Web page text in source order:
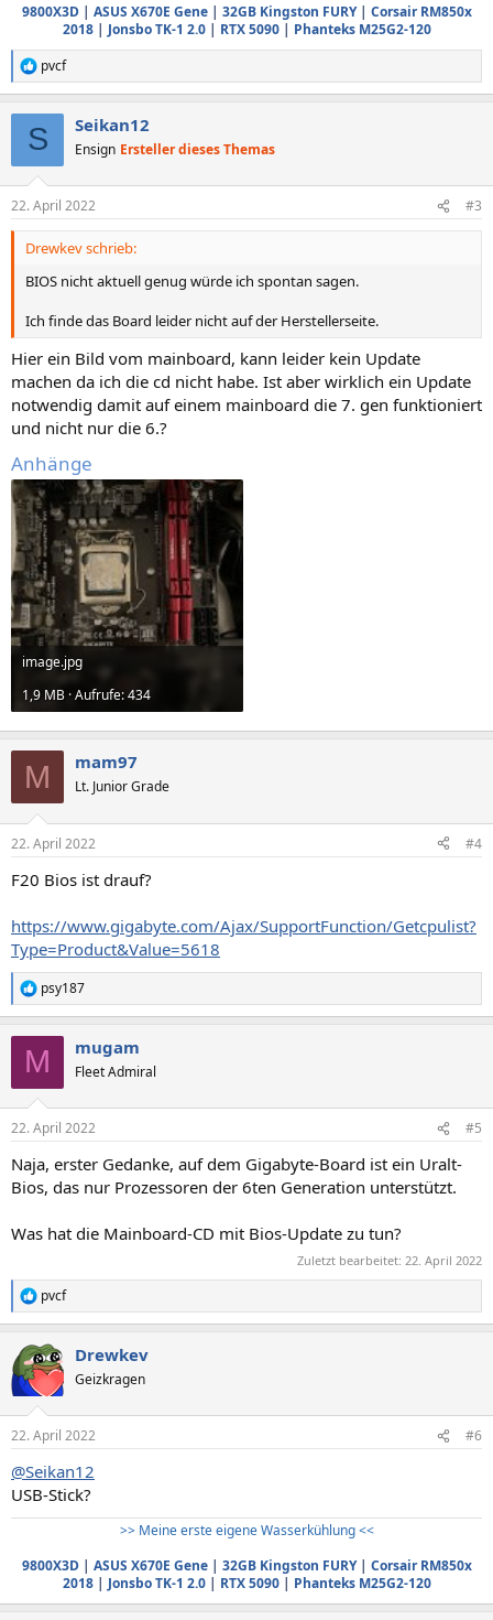
9800X3D| ASUS X670E Gene| 32GB Kingston FURY| Corsair RM850x
2018| Jonsbo TK-1 2.0| RTX 5090| Phanteks M25G2-120
R
e
e
n
pvcf
S Seikan12
Ensign Ersteller dieses Themas
22. April 2022 #3
Drewkev schrieb:
BIOS nicht aktuell genug würde ich spontan sagen.
Ich finde das Board leider nicht auf der Herstellerseite.
Hier ein Bild vom mainboard, kann leider kein Update
machen da ich die cd nicht habe. Ist aber wirklich ein Update
notwendig damit auf einem mainboard die 7. gen funktioniert
und nicht nur die 6.?
Anhänge
image.jpg
1,9 MB · Aufrufe: 434
M mam97
Lt. Junior Grade
22. April 2022 #4
F20 Bios ist drauf?
https://www.gigabyte.com/Ajax/SupportFunction/Getcpulist?
Type=Product&Value=5618
R
e
e
:
psy187
M mugam
Fleet Admiral
22. April 2022 #5
Naja, erster Gedanke, auf dem Gigabyte-Board ist ein Uralt-
Bios, das nur Prozessoren der 6ten Generation unterstützt.
Was hat die Mainboard-CD mit Bios-Update zu tun?
Zuletzt bearbeitet: 22. April 2022
R
e
k
t
i
e
:
pvcf
Drewkev
Geizkragen
22. April 2022 #6
@Seikan12
USB-Stick?
>> Meine erste eigene Wasserkühlung <<
9800X3D| ASUS X670E Gene| 32GB Kingston FURY| Corsair RM850x
2018| Jonsbo TK-1 2.0| RTX 5090| Phanteks M25G2-120